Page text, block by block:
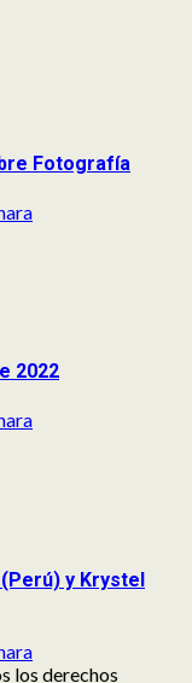
Fotografía
2022
y Krystel
los derechos